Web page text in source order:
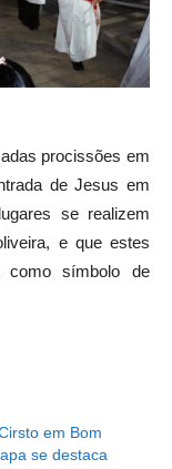
procissões em
de Jesus em
se realizem
e que estes
como símbolo de
em Bom
se destaca